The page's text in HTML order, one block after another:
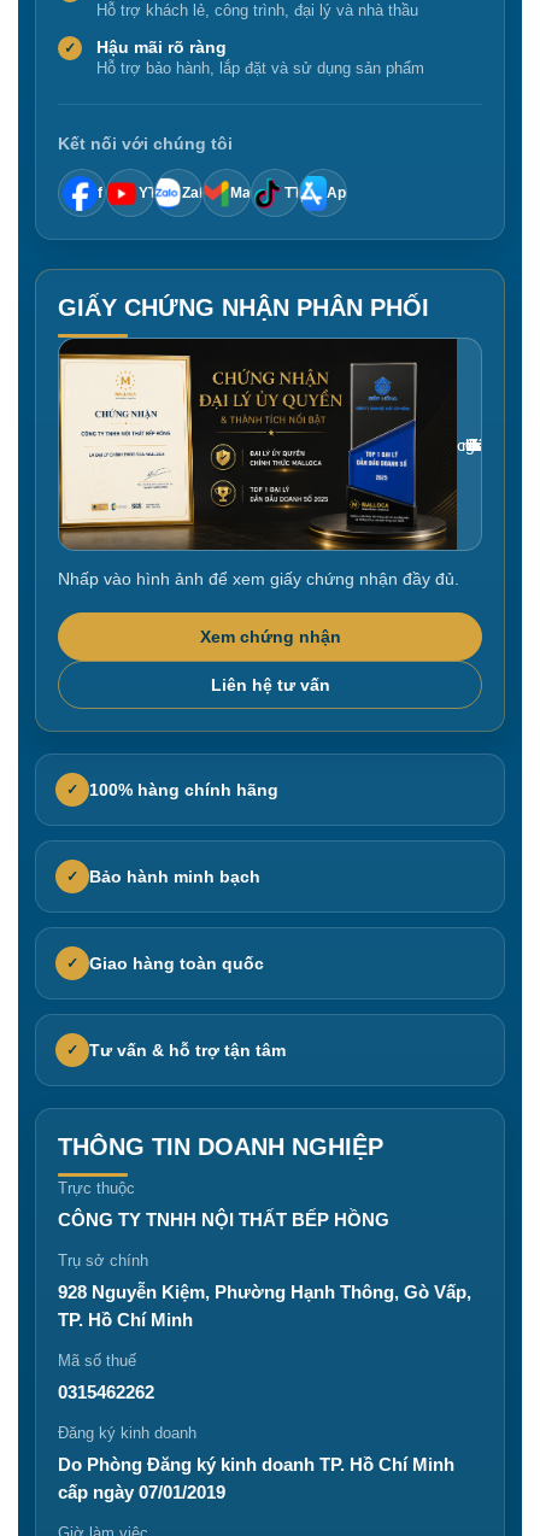
Hỗ trợ khách lẻ, công trình, đại lý và nhà thầu
✓ Hậu mãi rõ ràng
Hỗ trợ bảo hành, lắp đặt và sử dụng sản phẩm
Kết nối với chúng tôi
f YT Zalo Mail TT App
GIẤY CHỨNG NHẬN PHÂN PHỐI
Gắn link ảnh giấy chứng nhận tại đây
Nhấp vào hình ảnh để xem giấy chứng nhận đầy đủ.
Xem chứng nhận
Liên hệ tư vấn
✓ 100% hàng chính hãng
✓ Bảo hành minh bạch
✓ Giao hàng toàn quốc
✓ Tư vấn & hỗ trợ tận tâm
THÔNG TIN DOANH NGHIỆP
Trực thuộc
CÔNG TY TNHH NỘI THẤT BẾP HỒNG
Trụ sở chính
928 Nguyễn Kiệm, Phường Hạnh Thông, Gò Vấp,
TP. Hồ Chí Minh
Mã số thuế
0315462262
Đăng ký kinh doanh
Do Phòng Đăng ký kinh doanh TP. Hồ Chí Minh
cấp ngày 07/01/2019